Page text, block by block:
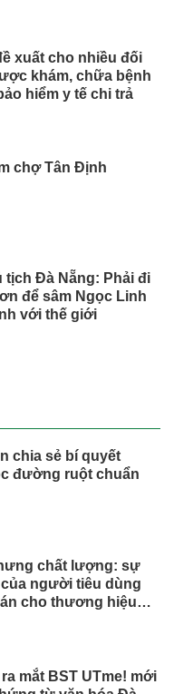
xuất cho nhiều đối
khám, chữa bệnh
hiểm y tế chi trả
chợ Tân Định
tịch Đà Nẵng: Phải đi
để sâm Ngọc Linh
với thế giới
chia sẻ bí quyết
đường ruột chuẩn
chất lượng: sự
người tiêu dùng
cho thương hiệu
ra mắt BST UTme! mới